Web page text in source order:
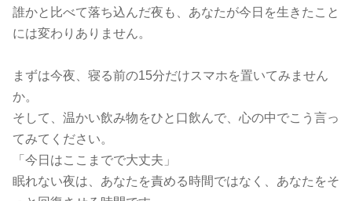
誰かと比べて落ち込んだ夜も、あなたが今日を生きたこと
には変わりありません。
まずは今夜、寝る前の15分だけスマホを置いてみません
か。
そして、温かい飲み物をひと口飲んで、心の中でこう言っ
てみてください。
「今日はここまでで大丈夫」
眠れない夜は、あなたを責める時間ではなく、あなたをそ